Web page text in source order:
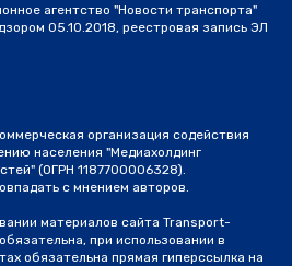
агентство "Новости транспорта"
05.10.2018, реестровая запись ЭЛ
организация содействия
населения "Медиахолдинг
(ОГРН 1187700006328).
с мнением авторов.
материалов сайта Transport-
при использовании в
обязательна прямая гиперссылка на